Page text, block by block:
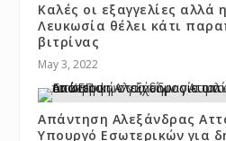
Καλές οι εξαγγελίες αλλά
Λευκωσία θέλει κάτι
βιτρίνας
May 3, 2022
Απάντηση Αλεξάνδρας
Υπουργό Εσωτερικών για